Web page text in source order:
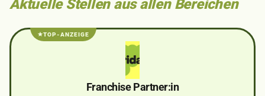
Aktuelle Stellen aus allen Bereichen
TOP-ANZEIGE
Franchise Partner:in